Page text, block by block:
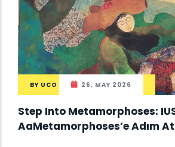
BY UCO 26, MAY 2026
Step Into Metamorphoses:
AaMetamorphoses’e Adım